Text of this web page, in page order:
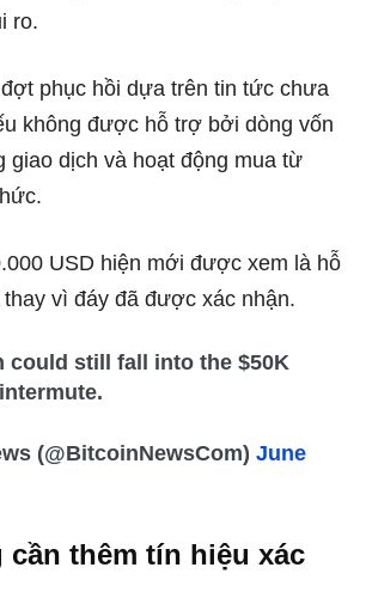
ro.
phục hồi dựa trên tin tức chưa
không được hỗ trợ bởi dòng vốn
giao dịch và hoạt động mua từ
USD hiện mới được xem là hỗ
vì đáy đã được xác nhận.
could still fall into the $50K
(@BitcoinNewsCom)June
thêm tín hiệu xác